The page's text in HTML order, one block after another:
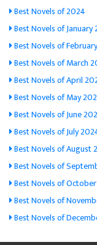
Best Novels of 2024
Best Novels of January
Best Novels of
Best Novels of March
Best Novels of April
Best Novels of May
Best Novels of June
Best Novels of July
Best Novels of August
Best Novels of
Best Novels of
Best Novels of
Best Novels of